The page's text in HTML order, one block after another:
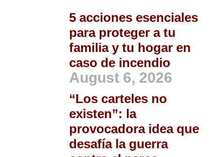
5 acciones esenciales
para proteger a tu
familia y tu hogar en
caso de incendio
August 6, 2026
“Los carteles no
existen”: la
provocadora idea que
desafía la guerra